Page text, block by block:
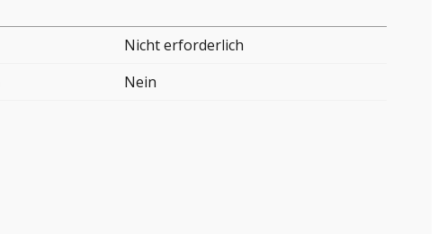
Nicht erforderlich
Nein